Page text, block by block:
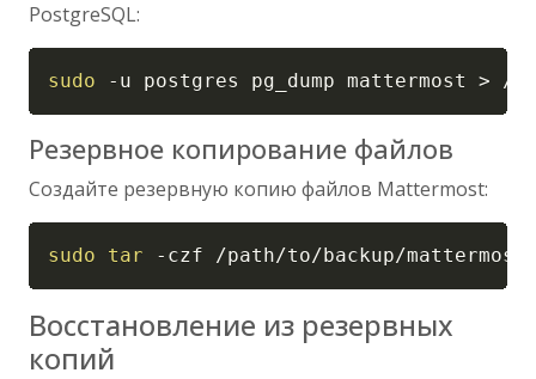
PostgreSQL:
sudo -u postgres pg_dump mattermost > /
Copy
Резервное копирование файлов
Создайте резервную копию файлов Mattermost:
sudo tar -czf /path/to/backup/
Восстановление из резервных
копий